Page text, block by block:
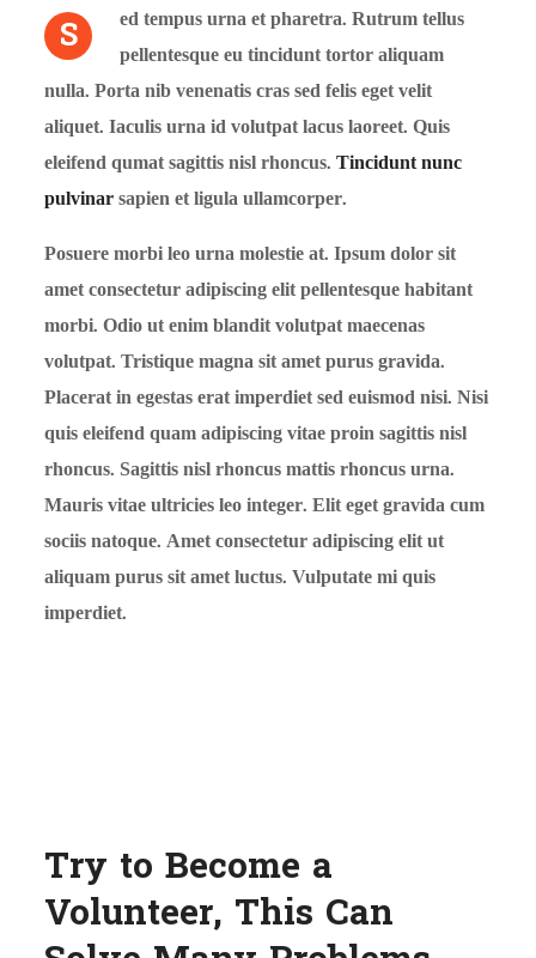
S
ed tempus urna et pharetra. Rutrum tellus
pellentesque eu tincidunt tortor aliquam
nulla. Porta nib venenatis cras sed felis eget velit
aliquet. Iaculis urna id volutpat lacus laoreet. Quis
eleifend qumat sagittis nisl rhoncus.Tincidunt nunc
pulvinarsapien et ligula ullamcorper.
Posuere morbi leo urna molestie at. Ipsum dolor sit
amet consectetur adipiscing elit pellentesque habitant
morbi. Odio ut enim blandit volutpat maecenas
volutpat. Tristique magna sit amet purus gravida.
Placerat in egestas erat imperdiet sed euismod nisi. Nisi
quis eleifend quam adipiscing vitae proin sagittis nisl
rhoncus. Sagittis nisl rhoncus mattis rhoncus urna.
Mauris vitae ultricies leo integer. Elit eget gravida cum
sociis natoque. Amet consectetur adipiscing elit ut
aliquam purus sit amet luctus. Vulputate mi quis
imperdiet.
Try to Become a
Volunteer, This Can